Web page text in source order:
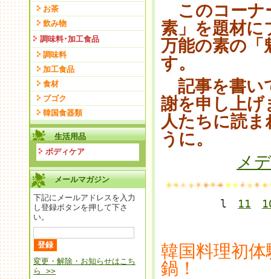
お茶
飲み物
調味料･加工食品
調味料
加工食品
食材
ブゴク
韓国食器類
生活用品
ボディケア
メールマガジン
下記にメールアドレスを入力
し登録ボタンを押して下さ
い。
変更・解除・お知らせはこち
ら >>
このコーナ
素」を題材に
万能の素の「
す。
記事を書い
謝を申し上
人たちに読
うに。
メ
l 11
韓国料理初
鍋！